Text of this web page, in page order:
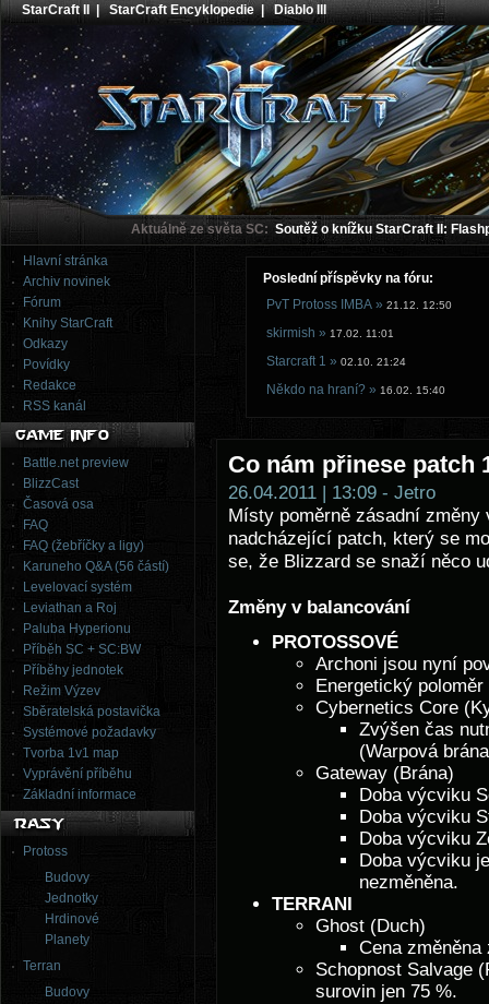
StarCraft II |StarCraft Encyklopedie|Diablo III
Aktuálně ze světa SC: Soutěž o knížku StarCraft II:
Hlavní stránka
Archiv novinek
Fórum
Knihy StarCraft
Odkazy
Povídky
Redakce
RSS kanál
Battle.net preview
BlizzCast
Časová osa
FAQ
FAQ (žebříčky a ligy)
Karuneho Q&A (56 částí)
Levelovací systém
Leviathan a Roj
Paluba Hyperionu
Příběh SC + SC:BW
Příběhy jednotek
Režim Výzev
Sběratelská postavička
Systémové požadavky
Tvorba 1v1 map
Vyprávění příběhu
Základní informace
Protoss
Budovy
Jednotky
Hrdinové
Planety
Terran
Budovy
Poslední příspěvky na fóru:
PvT Protoss IMBA » 21.12. 12:50
skirmish » 17.02. 11:01
Starcraft 1 » 02.10. 21:24
Někdo na hraní? » 16.02. 15:40
Co nám přinese patch
26.04.2011 | 13:09 - Jetro
Místy poměrně zásadní
nadcházející patch, který se
se, že Blizzard se snaží něco
Změny v balancování
PROTOSSOVÉ
Archoni jsou nyní
Energetický
Cybernetics Core
Zvýšen čas
(Warpová
Gateway (Brána)
Doba výcviku
Doba výcviku
Doba výcviku
Doba výcviku
nezměněna.
TERRANI
Ghost (Duch)
Cena změněna
Schopnost Salvage
surovin jen 75 %.